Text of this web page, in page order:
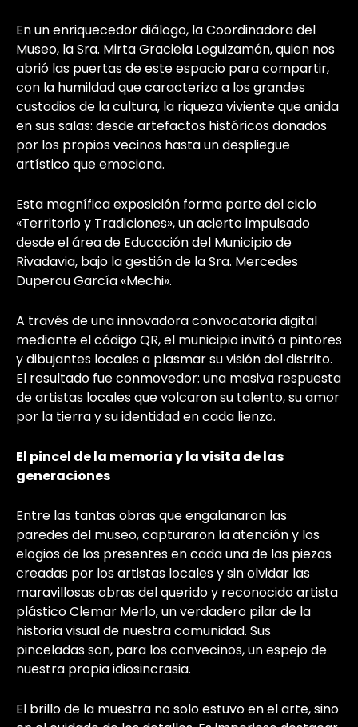
En un enriquecedor diálogo, la Coordinadora del
Museo, la Sra. Mirta Graciela Leguizamón, quien nos
abrió las puertas de este espacio para compartir,
con la humildad que caracteriza a los grandes
custodios de la cultura, la riqueza viviente que anida
en sus salas: desde artefactos históricos donados
por los propios vecinos hasta un despliegue
artístico que emociona.
Esta magnífica exposición forma parte del ciclo
«Territorio y Tradiciones», un acierto impulsado
desde el área de Educación del Municipio de
Rivadavia, bajo la gestión de la Sra. Mercedes
Duperou García «Mechi».
A través de una innovadora convocatoria digital
mediante el código QR, el municipio invitó a pintores
y dibujantes locales a plasmar su visión del distrito.
El resultado fue conmovedor: una masiva respuesta
de artistas locales que volcaron su talento, su amor
por la tierra y su identidad en cada lienzo.
El pincel de la memoria y la visita de las
generaciones
Entre las tantas obras que engalanaron las
paredes del museo, capturaron la atención y los
elogios de los presentes en cada una de las piezas
creadas por los artistas locales y sin olvidar las
maravillosas obras del querido y reconocido artista
plástico Clemar Merlo, un verdadero pilar de la
historia visual de nuestra comunidad. Sus
pinceladas son, para los convecinos, un espejo de
nuestra propia idiosincrasia.
El brillo de la muestra no solo estuvo en el arte, sino